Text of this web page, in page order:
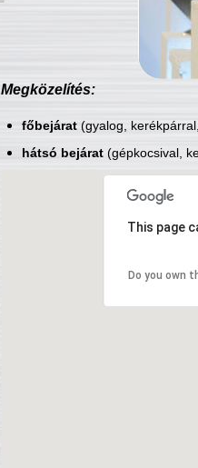
Megközelítés:
főbejárat(gyalog,
hátsó bejárat(gépkocsival,
This page
Do you own